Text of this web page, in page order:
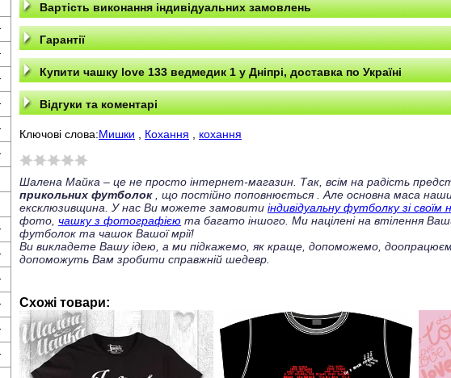
Вартість виконання індивідуальних замовлень
Гарантії
Купити чашку love 133 ведмедик 1 у Дніпрі, доставка по Україні
Відгуки та коментарі
Ключові слова:Мишки Кохання кохання
Шалена Майка – це не просто інтернет-магазин. Так, всім на радість
прикольних футболок, що постійно поповнюється
. Але основна маса
ексклюзивщина. У нас Ви можете замовити індивідуальну футболку зі
фото, чашку з фотографією та багато іншого. Ми націлені на втілення
футболок та чашок Вашої мрії!
Ви викладете Вашу ідею, а ми підкажемо, як краще, допоможемо,
допоможуть Вам зробити справжній шедевр.
Схожі товари: